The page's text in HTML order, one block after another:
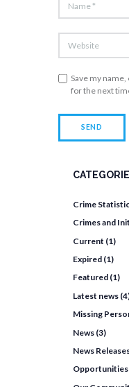
Save my
for the next
Crime
Crimes and
Current (1)
Expired (1)
Featured (1)
Latest news
Missing
News (3)
News
Opportunities